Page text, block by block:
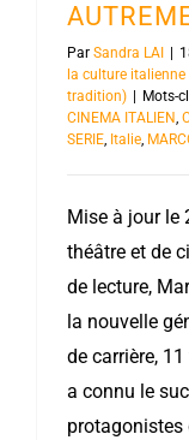
Par Sandra LAI
la culture
tradition)
Mots-
CINEMA ITALIEN,
SERIE, Italie,
Mise à jour le
théâtre et de
de lecture,
la nouvelle
de carrière,
a connu le
protagonistes